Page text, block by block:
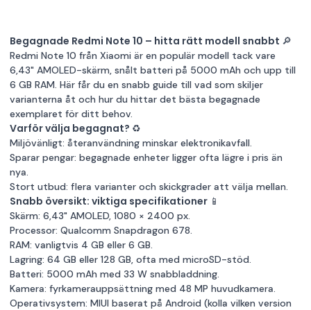
Begagnade Redmi Note 10 – hitta rätt modell snabbt 🔎
Redmi Note 10 från Xiaomi är en populär modell tack vare
6,43" AMOLED-skärm, snålt batteri på 5000 mAh och upp till
6 GB RAM. Här får du en snabb guide till vad som skiljer
varianterna åt och hur du hittar det bästa begagnade
exemplaret för ditt behov.
Varför välja begagnat? ♻️
Miljövänligt: återanvändning minskar elektronikavfall.
Sparar pengar: begagnade enheter ligger ofta lägre i pris än
nya.
Stort utbud: flera varianter och skickgrader att välja mellan.
Snabb översikt: viktiga specifikationer 📱
Skärm: 6,43" AMOLED, 1080 × 2400 px.
Processor: Qualcomm Snapdragon 678.
RAM: vanligtvis 4 GB eller 6 GB.
Lagring: 64 GB eller 128 GB, ofta med microSD-stöd.
Batteri: 5000 mAh med 33 W snabbladdning.
Kamera: fyrkamerauppsättning med 48 MP huvudkamera.
Operativsystem: MIUI baserat på Android (kolla vilken version